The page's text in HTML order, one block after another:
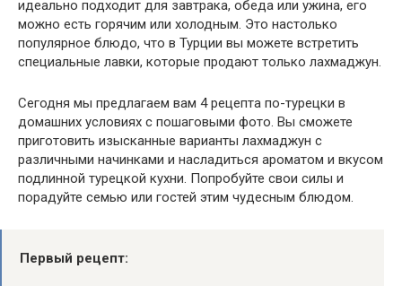
идеально подходит для завтрака, обеда или ужина, его
можно есть горячим или холодным. Это настолько
популярное блюдо, что в Турции вы можете встретить
специальные лавки, которые продают только лахмаджун.
Сегодня мы предлагаем вам 4 рецепта по-турецки в
домашних условиях с пошаговыми фото. Вы сможете
приготовить изысканные варианты лахмаджун с
различными начинками и насладиться ароматом и вкусом
подлинной турецкой кухни. Попробуйте свои силы и
порадуйте семью или гостей этим чудесным блюдом.
Первый рецепт: